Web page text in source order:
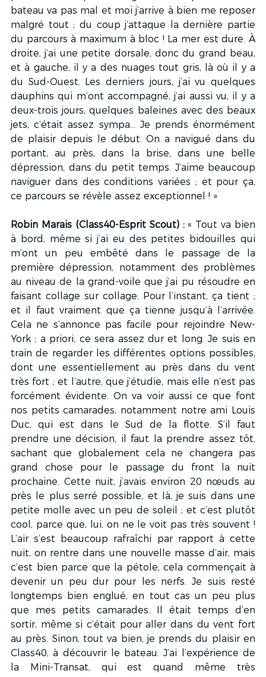
bateau va pas mal et moi j’arrive à bien me reposer
malgré tout ; du coup j’attaque la dernière partie
du parcours à maximum à bloc ! La mer est dure. À
droite, j’ai une petite dorsale, donc du grand beau,
et à gauche, il y a des nuages tout gris, là où il y a
du Sud-Ouest. Les derniers jours, j’ai vu quelques
dauphins qui m’ont accompagné, j’ai aussi vu, il y a
deux-trois jours, quelques baleines avec des beaux
jets, c’était assez sympa… Je prends énormément
de plaisir depuis le début. On a navigué dans du
portant, au près, dans la brise, dans une belle
dépression, dans du petit temps. J’aime beaucoup
naviguer dans des conditions variées ; et pour ça,
ce parcours se révèle assez exceptionnel ! »
Robin Marais (Class40-Esprit Scout) : « Tout va bien
à bord, même si j’ai eu des petites bidouilles qui
m’ont un peu embêté dans le passage de la
première dépression, notamment des problèmes
au niveau de la grand-voile que j’ai pu résoudre en
faisant collage sur collage. Pour l’instant, ça tient ;
et il faut vraiment que ça tienne jusqu’à l’arrivée.
Cela ne s’annonce pas facile pour rejoindre New-
York ; a priori, ce sera assez dur et long. Je suis en
train de regarder les différentes options possibles,
dont une essentiellement au près dans du vent
très fort ; et l’autre, que j’étudie, mais elle n’est pas
forcément évidente. On va voir aussi ce que font
nos petits camarades, notamment notre ami Louis
Duc, qui est dans le Sud de la flotte. S’il faut
prendre une décision, il faut la prendre assez tôt,
sachant que globalement cela ne changera pas
grand chose pour le passage du front la nuit
prochaine. Cette nuit, j’avais environ 20 nœuds au
près le plus serré possible, et là, je suis dans une
petite molle avec un peu de soleil ; et c’est plutôt
cool, parce que, lui, on ne le voit pas très souvent !
L’air s’est beaucoup rafraîchi par rapport à cette
nuit, on rentre dans une nouvelle masse d’air, mais
c’est bien parce que la pétole, cela commençait à
devenir un peu dur pour les nerfs. Je suis resté
longtemps bien englué, en tout cas un peu plus
que mes petits camarades. Il était temps d’en
sortir, même si c’était pour aller dans du vent fort
au près. Sinon, tout va bien, je prends du plaisir en
Class40, à découvrir le bateau. J’ai l’expérience de
la Mini-Transat, qui est quand même très